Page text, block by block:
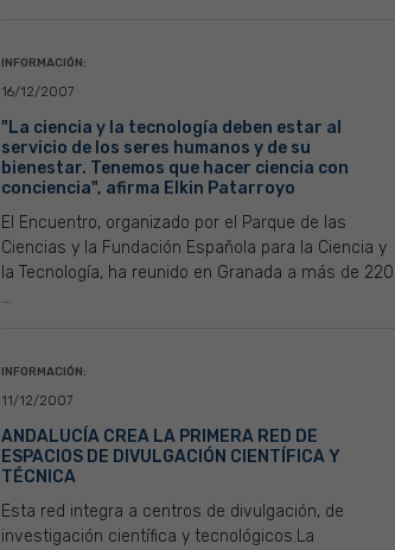
INFORMACIÓN:
16/12/2007
"La ciencia y la tecnología deben estar al
servicio de los seres humanos y de su
bienestar. Tenemos que hacer ciencia con
conciencia", afirma Elkin Patarroyo
El Encuentro, organizado por el Parque de las
Ciencias y la Fundación Española para la Ciencia y
la Tecnología, ha reunido en Granada a más de 220
...
INFORMACIÓN:
11/12/2007
ANDALUCÍA CREA LA PRIMERA RED DE
ESPACIOS DE DIVULGACIÓN CIENTÍFICA Y
TÉCNICA
Esta red integra a centros de divulgación, de
investigación científica y tecnológicos.La